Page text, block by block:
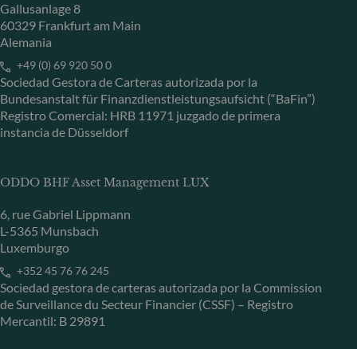
Gallusanlage 8
60329 Frankfurt am Main
Alemania
+49 (0) 69 920 50 0
Sociedad Gestora de Carteras autorizada por la
Bundesanstalt für Finanzdienstleistungsaufsicht (“BaFin”)
Registro Comercial: HRB 11971 juzgado de primera
instancia de Düsseldorf
ODDO BHF Asset Management LUX
6, rue Gabriel Lippmann
L-5365 Munsbach
Luxemburgo
+352 45 76 76 245
Sociedad gestora de carteras autorizada por la Commission
de Surveillance du Secteur Financier (CSSF) – Registro
Mercantil: B 29891